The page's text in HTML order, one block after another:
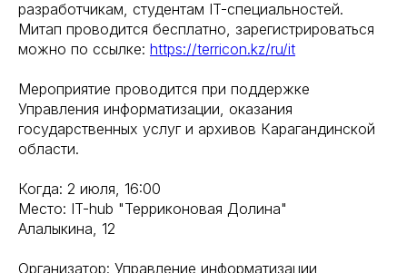
разработчикам, студентам IT-специальностей.
Митап проводится бесплатно, зарегистрироваться
можно по ссылке: https://terricon.kz/ru/it
Мероприятие проводится при поддержке
Управления информатизации, оказания
государственных услуг и архивов Карагандинской
области.
Когда: 2 июля, 16:00
Место: IT-hub "Терриконовая Долина"
Алалыкина, 12
Организатор: Управление информатизации,